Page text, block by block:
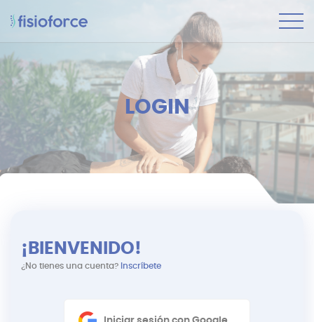
LOGIN
¡BIENVENIDO!
¿No tienes una cuenta? Inscríbete